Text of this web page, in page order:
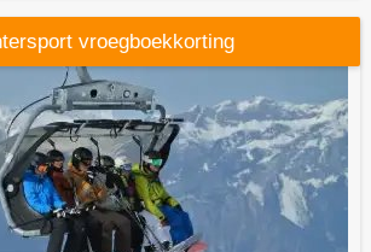
vroegboekkorting